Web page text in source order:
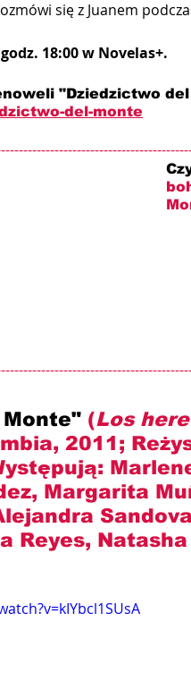
się z Juanem
18:00 w Novelas+.
"Dziedzictwo
del-monte
(Los
2011;
Margarita
Reyes,